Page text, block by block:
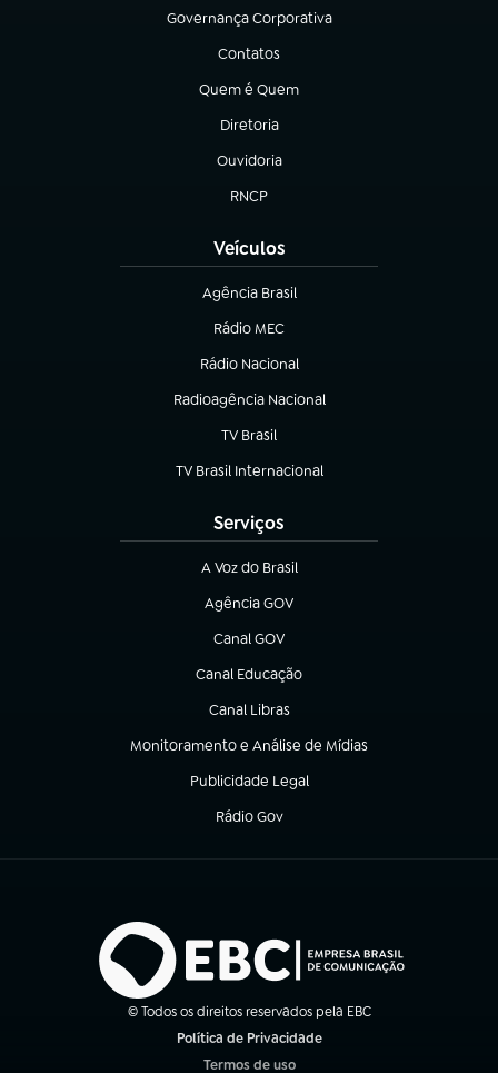
Governança Corporativa
(abre em nova aba)
Contatos
(abre em nova aba)
Quem é Quem
(abre em nova aba)
Diretoria
(abre em nova aba)
Ouvidoria
(abre em nova aba)
RNCP
(abre em nova aba)
Veículos
Agência Brasil
(abre em nova aba)
Rádio MEC
(abre em nova aba)
Rádio Nacional
Radioagência Nacional
(abre em nova aba)
TV Brasil
(abre em nova aba)
TV Brasil Internacional
(abre em nova aba)
Serviços
A Voz do Brasil
(abre em nova aba)
Agência GOV
(abre em nova aba)
Canal GOV
(abre em nova aba)
Canal Educação
(abre em nova aba)
Canal Libras
(abre em nova aba)
Monitoramento e Análise de Mídias
(abre em nova aba)
Publicidade Legal
(abre em nova aba)
Rádio Gov
(abre em nova aba)
© Todos os direitos reservados pela EBC
Política de Privacidade
Termos de uso